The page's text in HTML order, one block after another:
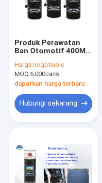
Produk Perawatan
Ban Otomotif 400ML
Inflator Spray Liquid
Coating
Harga:negotiable
MOQ:6,000cans
dapatkan harga terbaru
Hubungi sekarang